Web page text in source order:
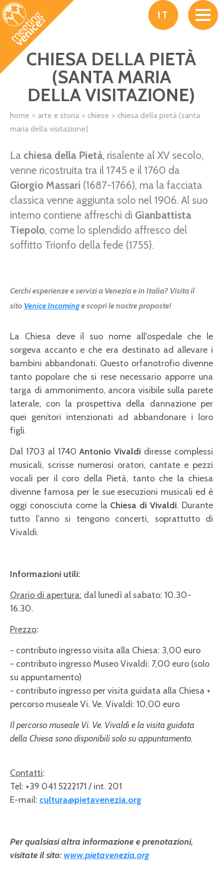
Salta al contenuto principale
IT
CHIESA DELLA PIETÀ
(SANTA MARIA
DELLA VISITAZIONE)
home arte e storia chiese
chiesa della pietà (santa
maria della visitazione)
La chiesa della Pietà, risalente al XV secolo,
venne ricostruita tra il 1745 e il 1760 da
Giorgio Massari (1687-1766), ma la facciata
classica venne aggiunta solo nel 1906. Al suo
interno contiene affreschi di Gianbattista
Tiepolo, come lo splendido affresco del
soffitto Trionfo della fede (1755).
Cerchi esperienze e servizi a Venezia e in Italia? Visita il
sito Venice Incominge scopri le nostre proposte!
La Chiesa deve il suo nome all'ospedale che le
sorgeva accanto e che era destinato ad allevare i
bambini abbandonati. Questo orfanotrofio divenne
tanto popolare che si rese necessario apporre una
targa di ammonimento, ancora visibile sulla parete
laterale, con la prospettiva della dannazione per
quei genitori intenzionati ad abbandonare i loro
figli.
Dal 1703 al 1740Antonio Vivaldi diresse complessi
musicali, scrisse numerosi oratori, cantate e pezzi
vocali per il coro della Pietà, tanto che la chiesa
divenne famosa per le sue esecuzioni musicali ed è
oggi conosciuta come la Chiesa di Vivaldi. Durante
tutto l'anno si tengono concerti, soprattutto di
Vivaldi.
Informazioni utili:
Orario di apertura: dal lunedì al sabato: 10.30-
16.30.
Prezzo:
- contributo ingresso visita alla Chiesa: 3,00 euro
- contributo ingresso Museo Vivaldi: 7,00 euro (solo
su appuntamento)
- contributo ingresso per visita guidata alla Chiesa +
percorso museale Vi. Ve. Vivaldi: 10,00 euro
Il percorso museale Vi. Ve. Vivaldi e la visita guidata
della Chiesa sono disponibili solo su appuntamento.
Contatti:
Tel: +39 041 5222171 / int. 201
E-mail: cultura@pietavenezia.org
Per qualsiasi altra informazione e prenotazioni,
visitate il sito: www.pietavenezia.org